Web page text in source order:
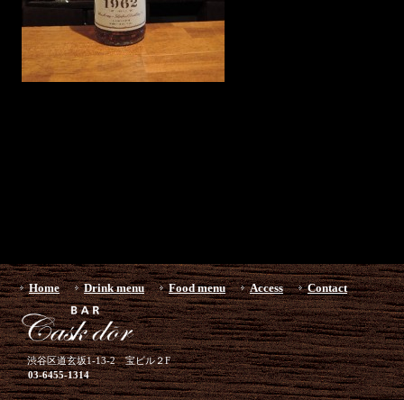
Home Drink menu Food menu Access Contact
渋谷区道玄坂1-13-2 宝ビル２F
03-6455-1314